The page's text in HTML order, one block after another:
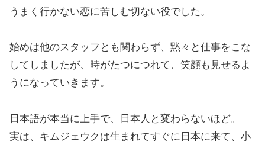
うまく行かない恋に苦しむ切ない役でした。
始めは他のスタッフとも関わらず、黙々と仕事をこな
してしましたが、時がたつにつれて、笑顔も見せるよ
うになっていきます。
日本語が本当に上手で、日本人と変わらないほど。
実は、キムジェウクは生まれてすぐに日本に来て、小